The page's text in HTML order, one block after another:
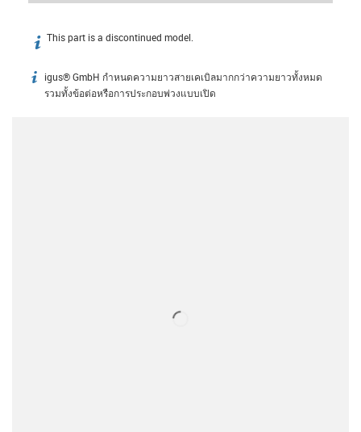
igus-icon-info
This part is a discontinued model.
igus-icon-info
igus® GmbH กำหนดความยาวสายเคเบิลมากกว่าความยาวทั้งหมด
รวมทั้งข้อต่อหรือการประกอบพ่วงแบบเปิด